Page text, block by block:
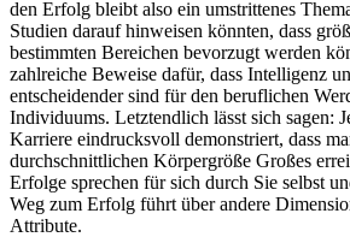
den Erfolg bleibt also ein umstrittenes
Studien darauf hinweisen könnten, dass
bestimmten Bereichen bevorzugt werden
zahlreiche Beweise dafür, dass Intelligenz
entscheidender sind für den beruflichen
Individuums. Letztendlich lässt sich sagen:
Karriere eindrucksvoll demonstriert, dass
durchschnittlichen Körpergröße Großes
Erfolge sprechen für sich durch Sie selbst
Weg zum Erfolg führt über andere
Attribute.